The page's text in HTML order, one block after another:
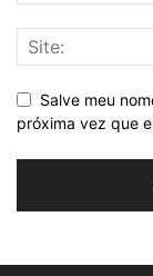
Salve meu
próxima vez que